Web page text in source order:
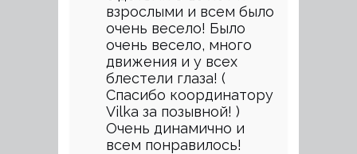
взрослыми и всем было
очень весело! Было
очень весело, много
движения и у всех
блестели глаза! (
Спасибо координатору
Vilka за позывной! )
Очень динамично и
всем понравилось!